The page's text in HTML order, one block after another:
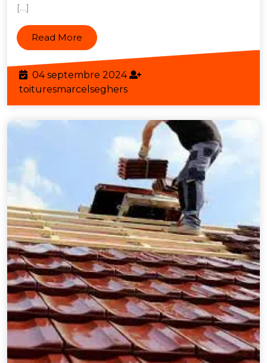
Belgique
[…]
Read More Read
More
04 septembre 202404
septembre
2024
toituresmarcelsegherstoituresmarcelseghers